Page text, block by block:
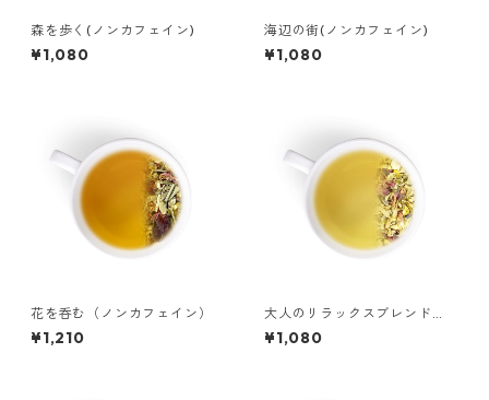
森を歩く(ノンカフェイン)
¥1,080
海辺の街(ノンカフェイン)
¥1,080
花を呑む（ノンカフェイン）
¥1,210
大人のリラックスブレンド
（ノンカフェイン）
¥1,080